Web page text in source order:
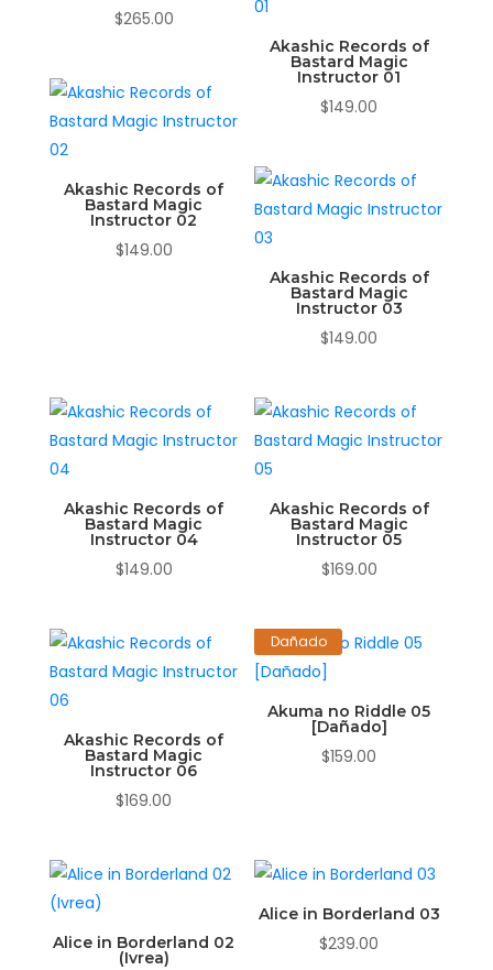
$265.00
Akashic Records of
Bastard Magic
Instructor 01
$149.00
Akashic Records of
Bastard Magic
Instructor 02
$149.00
Akashic Records of
Bastard Magic
Instructor 03
$149.00
Akashic Records of
Bastard Magic
Instructor 04
$149.00
Akashic Records of
Bastard Magic
Instructor 05
$169.00
Akashic Records of
Bastard Magic
Instructor 06
$169.00
Dañado
Akuma no Riddle 05
[Dañado]
$159.00
Alice in Borderland 02
(Ivrea)
Alice in Borderland 03
$239.00